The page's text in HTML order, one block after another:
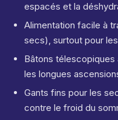
espacés et la
Alimentation facile à
secs), surtout pour
Bâtons
les longues
Gants fins pour les
contre le froid du